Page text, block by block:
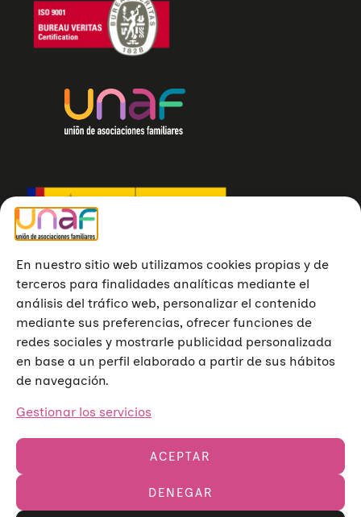
En nuestro sitio web utilizamos cookies propias y de
terceros para finalidades analíticas mediante el
análisis del tráfico web, personalizar el contenido
mediante sus preferencias, ofrecer funciones de
redes sociales y mostrarle publicidad personalizada
en base a un perfil elaborado a partir de sus hábitos
de navegación.
Gestionar los servicios
ACEPTAR
DENEGAR
Unión de Asociaciones Familiares © 2023
Aviso legalPolítica de privacidadPolítica de cookies